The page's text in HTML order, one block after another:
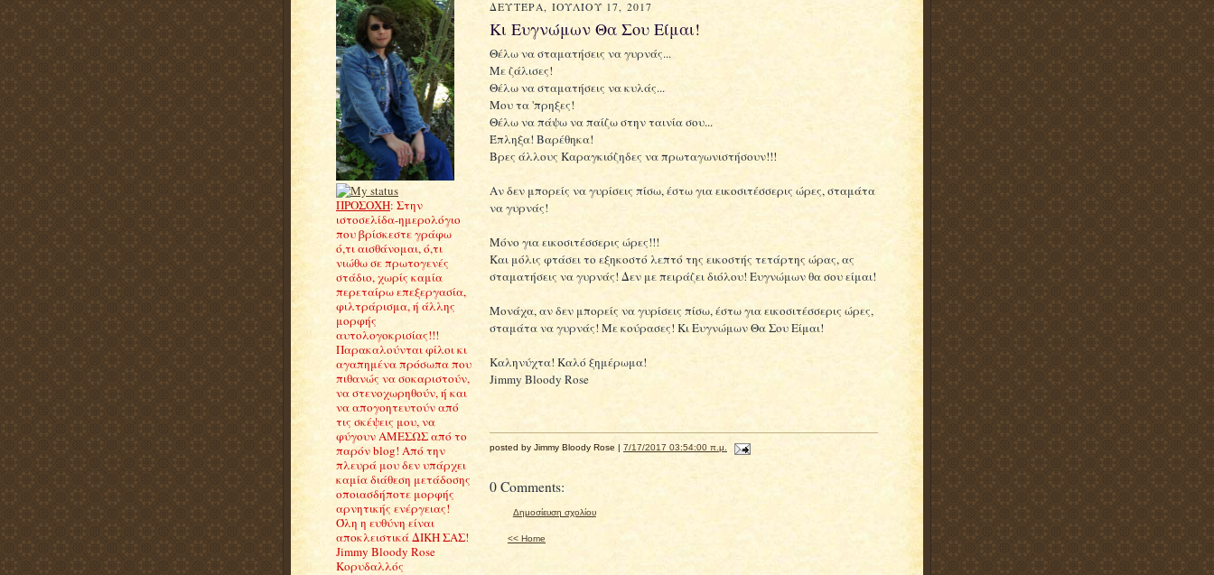
ΠΡΟΣΟΧΗ: Στην
ιστοσελίδα-ημερολόγιο
που βρίσκεστε γράφω
ό,τι αισθάνομαι, ό,τι
νιώθω σε πρωτογενές
στάδιο, χωρίς καμία
περεταίρω επεξεργασία,
φιλτράρισμα, ή άλλης
μορφής
αυτολογοκρισίας!!!
Παρακαλούνται φίλοι κι
αγαπημένα πρόσωπα που
πιθανώς να σοκαριστούν,
να στενοχωρηθούν, ή και
να απογοητευτούν από
τις σκέψεις μου, να
φύγουν ΑΜΕΣΩΣ από το
παρόν blog! Από την
πλευρά μου δεν υπάρχει
καμία διάθεση μετάδοσης
οποιασδήποτε μορφής
αρνητικής ενέργειας!
Όλη η ευθύνη είναι
αποκλειστικά ΔΙΚΗ ΣΑΣ!
Jimmy Bloody Rose
Κορυδαλλός
ΔΕΥΤΈΡΑ, ΙΟΥΛΊΟΥ 17, 2017
Κι Ευγνώμων Θα Σου Είμαι!
Θέλω να σταματήσεις να γυρνάς...
Με ζάλισες!
Θέλω να σταματήσεις να κυλάς...
Μου τα 'πρηξες!
Θέλω να πάψω να παίζω στην ταινία σου...
Έπληξα! Βαρέθηκα!
Βρες άλλους Καραγκιόζηδες να πρωταγωνιστήσουν!!!
Αν δεν μπορείς να γυρίσεις πίσω, έστω για εικοσιτέσσερις ώρες, σταμάτα
να γυρνάς!
Μόνο για εικοσιτέσσερις ώρες!!!
Και μόλις φτάσει το εξηκοστό λεπτό της εικοστής τετάρτης ώρας, ας
σταματήσεις να γυρνάς! Δεν με πειράζει διόλου! Ευγνώμων θα σου είμαι!
Μονάχα, αν δεν μπορείς να γυρίσεις πίσω, έστω για εικοσιτέσσερις ώρες,
σταμάτα να γυρνάς! Με κούρασες! Κι Ευγνώμων Θα Σου Είμαι!
Καληνύχτα! Καλό ξημέρωμα!
Jimmy Bloody Rose
posted by Jimmy Bloody Rose | 7/17/2017 03:54:00 π.μ.
0 Comments:
Δημοσίευση σχολίου
<< Home